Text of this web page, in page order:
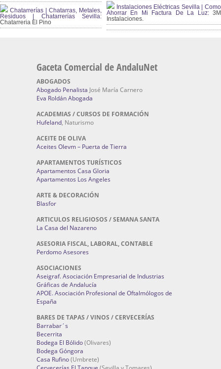
Chatarrerías | Chatarras, Metales,
Residuos | Chatarrerías Sevilla:
Chatarreria El Pino
Instalaciones Eléctricas Sevilla | Como
Ahorrar En Mi Factura De La Luz:3M
Instalaciones.
Gaceta Comercial de AndaluNet
ABOGADOS
Abogado Penalista José María Carnero
Eva Roldán Abogada
ACADEMIAS / CURSOS DE FORMACIÓN
Hufeland, Naturismo
ACEITE DE OLIVA
Aceites Olevm – Puerta de Tierra
APARTAMENTOS TURÍSTICOS
Apartamentos Casa Gloria
Apartamentos Los Angeles
ARTE & DECORACIÓN
Blasfor
ARTICULOS RELIGIOSOS / SEMANA SANTA
La Casa del Nazareno
ASESORIA FISCAL, LABORAL, CONTABLE
Perdomo Asesores
ASOCIACIONES
Aseigraf. Asociación Empresarial de Industrias
Gráficas de Andalucía
APOE. Asociación Profesional de Oftalmólogos de
España
BARES DE TAPAS / VINOS / CERVECERÍAS
Barrabar´s
Becerrita
Bodega El Bólido(Olivares)
Bodega Góngora
Casa Rufino(Umbrete)